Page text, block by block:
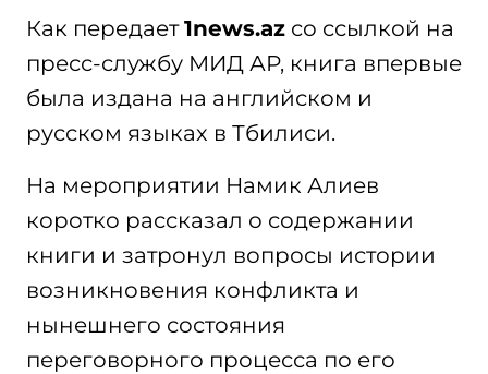
Как передает1news.az со ссылкой на
пресс-службу МИД АР, книга впервые
была издана на английском и
русском языках в Тбилиси.
На мероприятии Намик Алиев
коротко рассказал о содержании
книги и затронул вопросы истории
возникновения конфликта и
нынешнего состояния
переговорного процесса по его